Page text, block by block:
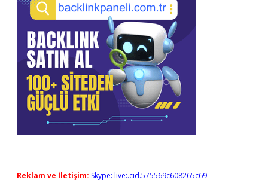
Reklam ve İletişim: Skype: live:.cid.575569c608265c69